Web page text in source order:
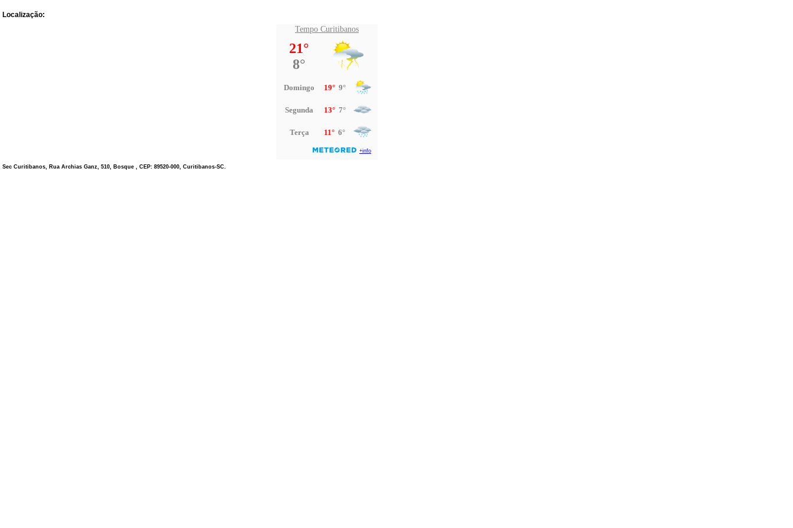
Localização:
Tempo Curitibanos
Sec Curitibanos, Rua Archias Ganz, 510, Bosque , CEP: 89520-000, Curitibanos-SC.